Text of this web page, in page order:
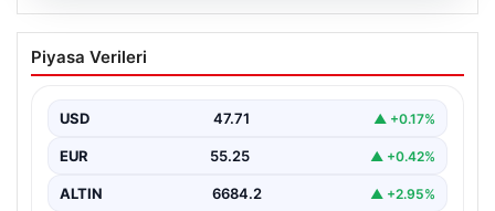
05.08.2026
Fenerbahçe’de Sturm Graz Maçında
Oosterwolde’den Üzücü Haber!
Almanya temsilcisi Sturm Graz'ı evinde ağırladı.
Mücadele…
Piyasa Verileri
USD 47.71 ▲ +0.17%
EUR 55.25 ▲ +0.42%
ALTIN 6684.2 ▲ +2.95%